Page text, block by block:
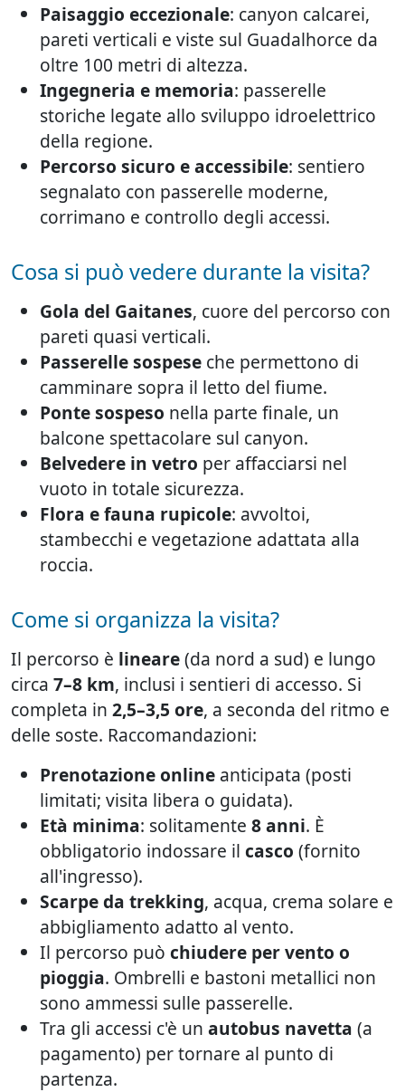
Paisaggio eccezionale: canyon calcarei,
pareti verticali e viste sul Guadalhorce da
oltre 100 metri di altezza.
Ingegneria e memoria: passerelle
storiche legate allo sviluppo idroelettrico
della regione.
Percorso sicuro e accessibile: sentiero
segnalato con passerelle moderne,
corrimano e controllo degli accessi.
Cosa si può vedere durante la visita?
Gola del Gaitanes, cuore del percorso con
pareti quasi verticali.
Passerelle sospese che permettono di
camminare sopra il letto del fiume.
Ponte sospeso nella parte finale, un
balcone spettacolare sul canyon.
Belvedere in vetro per affacciarsi nel
vuoto in totale sicurezza.
Flora e fauna rupicole: avvoltoi,
stambecchi e vegetazione adattata alla
roccia.
Come si organizza la visita?
Il percorso è lineare(da nord a sud) e lungo
circa 7–8 km, inclusi i sentieri di accesso. Si
completa in 2,5–3,5 ore, a seconda del ritmo e
delle soste. Raccomandazioni:
Prenotazione online anticipata (posti
limitati; visita libera o guidata).
Età minima: solitamente 8 anni. È
obbligatorio indossare il casco (fornito
all'ingresso).
Scarpe da trekking, acqua, crema solare e
abbigliamento adatto al vento.
Il percorso può chiudere per vento o
pioggia. Ombrelli e bastoni metallici non
sono ammessi sulle passerelle.
Tra gli accessi c'è un autobus navetta (a
pagamento) per tornare al punto di
partenza.